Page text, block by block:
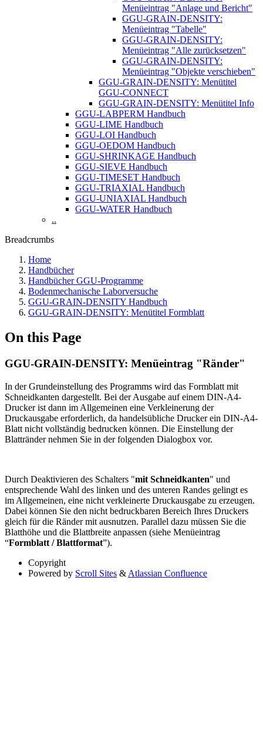
Menüeintrag "Anlage und Bericht"
GGU-GRAIN-DENSITY:
Menüeintrag "Tabelle"
GGU-GRAIN-DENSITY:
Menüeintrag "Alle zurücksetzen"
GGU-GRAIN-DENSITY:
Menüeintrag "Objekte verschieben"
GGU-GRAIN-DENSITY: Menütitel
GGU-CONNECT
GGU-GRAIN-DENSITY: Menütitel Info
GGU-LABPERM Handbuch
GGU-LIME Handbuch
GGU-LOI Handbuch
GGU-OEDOM Handbuch
GGU-SHRINKAGE Handbuch
GGU-SIEVE Handbuch
GGU-TIMESET Handbuch
GGU-TRIAXIAL Handbuch
GGU-UNIAXIAL Handbuch
GGU-WATER Handbuch
..
Breadcrumbs
Home
Handbücher
Handbücher GGU-Programme
Bodenmechanische Laborversuche
GGU-GRAIN-DENSITY Handbuch
GGU-GRAIN-DENSITY: Menütitel Formblatt
On this Page
GGU-GRAIN-DENSITY: Menüeintrag "Ränder"
In der Grundeinstellung des Programms wird das Formblatt mit
Schneidkanten dargestellt. Bei der Ausgabe auf einem DIN-A4-
Drucker ist dann im Allgemeinen eine Verkleinerung der
Druckausgabe erforderlich, da handelsübliche Drucker ein DIN-A4-
Blatt nicht vollständig bedrucken können. Die Einstellung der
Blattränder nehmen Sie in der folgenden Dialogbox vor.
Durch Deaktivieren des Schalters "mit Schneidkanten" und
entsprechende Wahl des linken und des unteren Randes gelingt es
im Allgemeinen, eine nicht verkleinerte Druckausgabe zu erzeugen.
Dabei können Sie den nicht bedruckbaren Bereich Ihres Druckers
gleich für die Ränder mit ausnutzen. Parallel dazu müssen Sie die
Blatthöhe und die Blattbreite anpassen (siehe Menüeintrag
“Formblatt / Blattformat”).
Copyright
Powered by Scroll Sites & Atlassian Confluence